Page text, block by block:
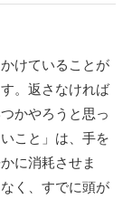
けていることが
。返さなければ
かやろうと思っ
こと」は、手を
に消耗させま
く、すでに頭が